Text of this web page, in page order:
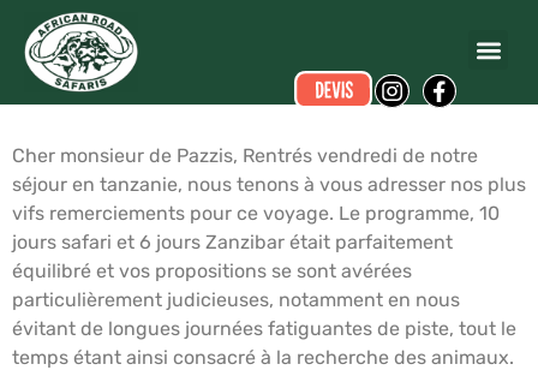
Bernard CHIRI
Dates du voyage : du 03/10/2007 au 19/10/2007
Cher monsieur de Pazzis, Rentrés vendredi de notre
séjour en tanzanie, nous tenons à vous adresser nos plus
vifs remerciements pour ce voyage. Le programme, 10
jours safari et 6 jours Zanzibar était parfaitement
équilibré et vos propositions se sont avérées
particulièrement judicieuses, notamment en nous
évitant de longues journées fatiguantes de piste, tout le
temps étant ainsi consacré à la recherche des animaux.